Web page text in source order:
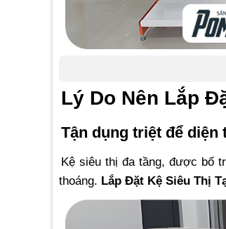
Lý Do Nên Lắp
Tận dụng triệt để
Kệ siêu thị đa tầng, được bố
thoáng. Lắp Đặt Kệ Siêu Thị